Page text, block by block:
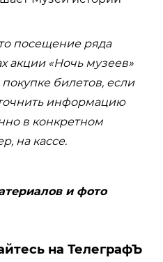
посещение ряда
акции «Ночь музеев»
билетов, если
информацию
в конкретном
на кассе.
и фото
на ТелеграфЪ